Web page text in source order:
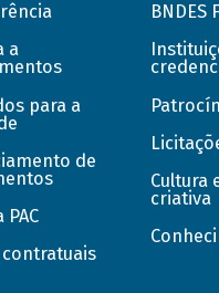
a
para a
de
PAC
contratuais
BNDES
Cultura
criativa